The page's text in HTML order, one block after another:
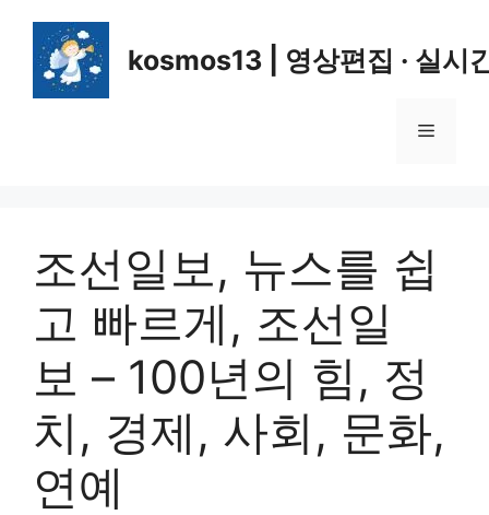
kosmos13 | 영상편집 · 실시
메
조선일보, 뉴스를 쉽
고 빠르게, 조선일
보 – 100년의 힘, 정
치, 경제, 사회, 문화,
연예